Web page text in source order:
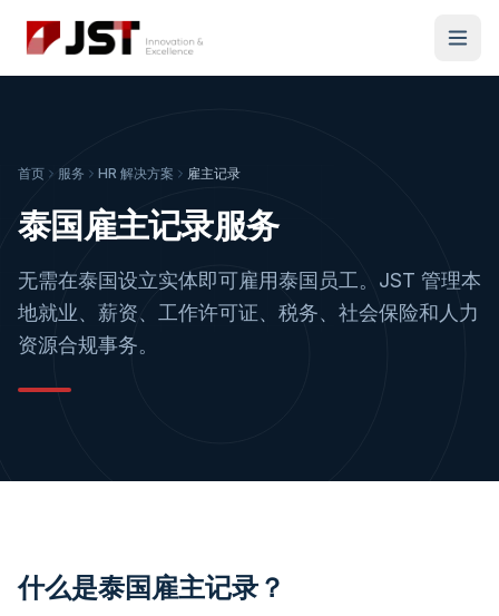
首页 服务 HR 解决方案 雇主记录
泰国雇主记录服务
无需在泰国设立实体即可雇用泰国员工。JST 管理本
地就业、薪资、工作许可证、税务、社会保险和人力
资源合规事务。
什么是泰国雇主记录？